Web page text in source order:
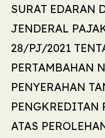
SURAT EDARAN
JENDERAL
28/PJ/2021
PERTAMBAHAN
PENYERAHAN
PENGKREDITAN
ATAS